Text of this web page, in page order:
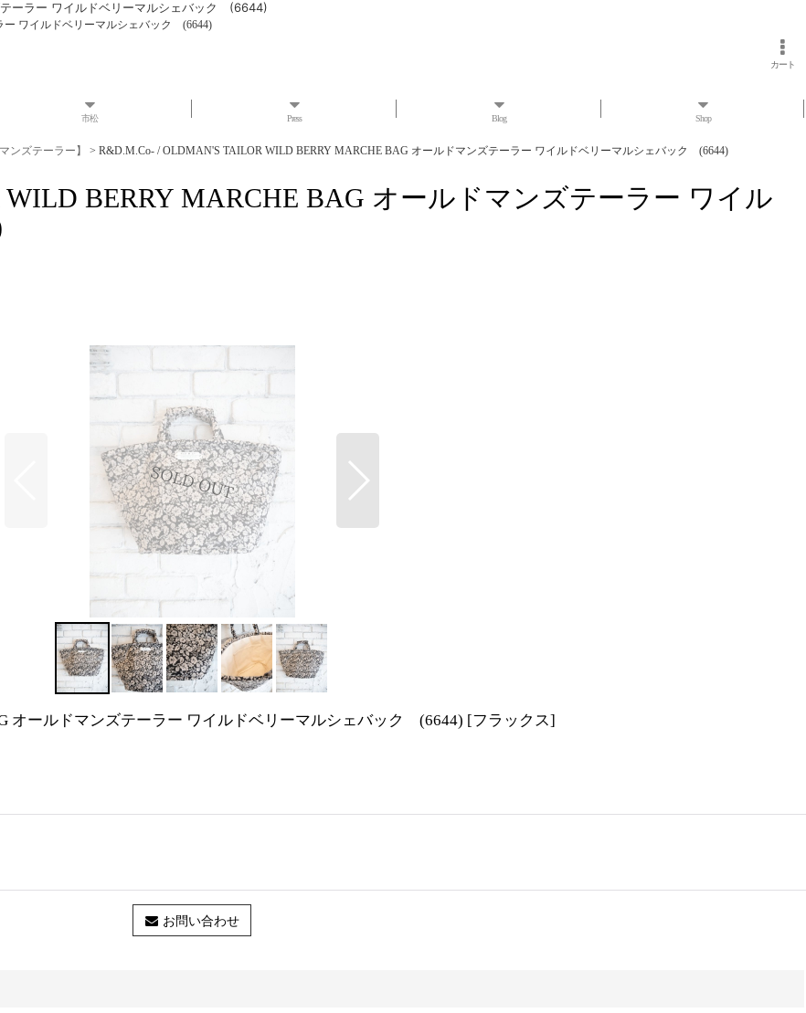
テーラー ワイルドベリーマルシェバック (6644)
ー ワイルドベリーマルシェバック (6644)
カート
市松 Press Blog Shop
ンズテーラー】 > R&D.M.Co- / OLDMAN'S TAILOR WILD BERRY MARCHE BAG オールドマンズテーラー ワイルドベリーマルシェバック (6644)
BERRY MARCHE BAG オールドマンズテーラー ワイル
オールドマンズテーラー ワイルドベリーマルシェバック (6644) [フラックス]
お問い合わせ